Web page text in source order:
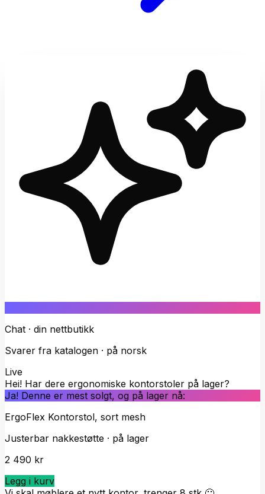
Chat · din nettbutikk
Svarer fra katalogen · på norsk
Live
Hei! Har dere ergonomiske kontorstoler på lager?
Ja! Denne er mest solgt, og på lager nå:
ErgoFlex Kontorstol, sort mesh
Justerbar nakkestøtte · på lager
2 490 kr
Legg i kurv